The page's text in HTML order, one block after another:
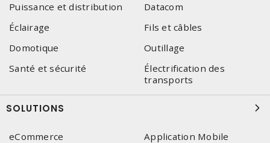
Puissance et distribution
Datacom
Éclairage
Fils et câbles
Domotique
Outillage
Santé et sécurité
Électrification des
transports
SOLUTIONS
eCommerce
Application Mobile